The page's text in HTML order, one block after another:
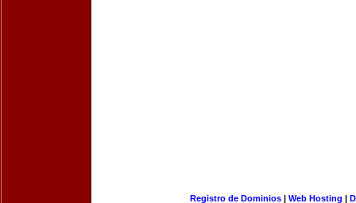
Registro de Dominios| Web Hosting |